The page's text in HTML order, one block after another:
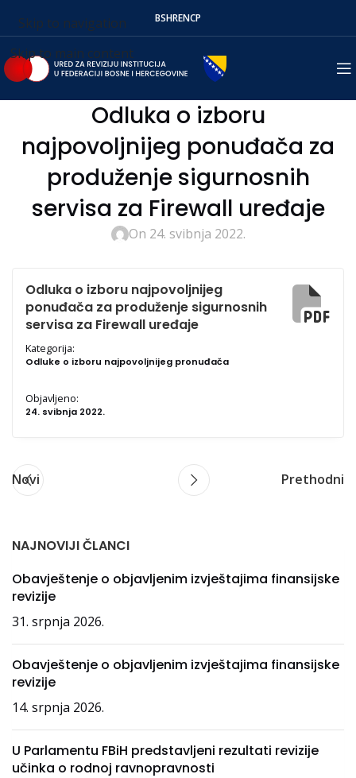
Skip to navigation
Skip to main content
BSHRENСР
Odluka o izboru
najpovoljnijeg ponuđača za
produženje sigurnosnih
servisa za Firewall uređaje
On 24. svibnja 2022.
Odluka o izboru najpovoljnijeg
ponuđača za produženje sigurnosnih
servisa za Firewall uređaje
Kategorija:
Odluke o izboru najpovoljnijeg pronuđača
Objavljeno:
24. svibnja 2022.
Novi Prethodni
NAJNOVIJI ČLANCI
Obavještenje o objavljenim izvještajima finansijske
revizije
31. srpnja 2026.
Obavještenje o objavljenim izvještajima finansijske
revizije
14. srpnja 2026.
U Parlamentu FBiH predstavljeni rezultati revizije
učinka o rodnoj ravnopravnosti